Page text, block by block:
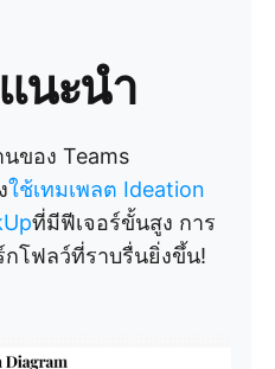
นะนำ
ของ Teams
ใช้เทมเพลต Ideation
ที่มีฟีเจอร์ขั้นสูง การ
กโฟลว์ที่ราบรื่นยิ่งขึ้น!